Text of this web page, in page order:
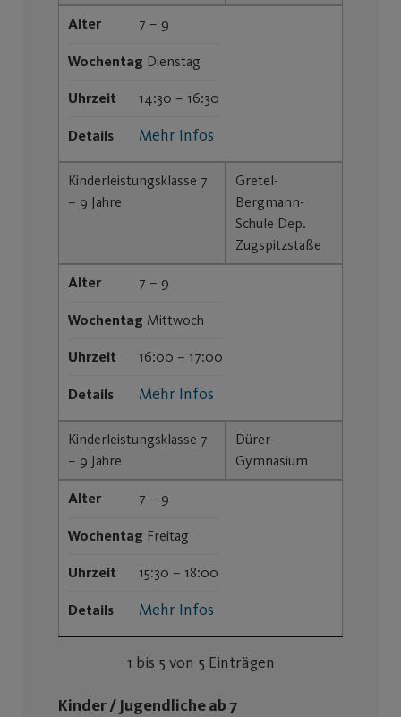
Alter 7 – 9
Wochentag Dienstag
Uhrzeit 14:30 – 16:30
Details Mehr Infos
Kinderleistungsklasse 7
– 9 Jahre
Gretel-
Bergmann-
Schule Dep.
Zugspitzstaße
Alter 7 – 9
Wochentag Mittwoch
Uhrzeit 16:00 – 17:00
Details Mehr Infos
Kinderleistungsklasse 7
– 9 Jahre
Dürer-
Gymnasium
Alter 7 – 9
Wochentag Freitag
Uhrzeit 15:30 – 18:00
Details Mehr Infos
1 bis 5 von 5 Einträgen
Kinder / Jugendliche ab 7